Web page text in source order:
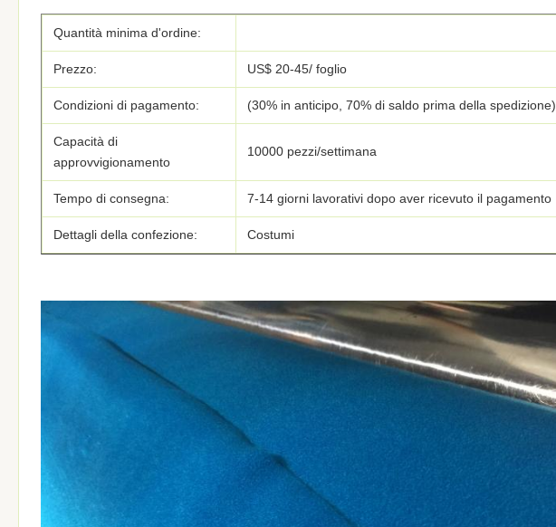
Quantità minima d'ordine:
Prezzo: US$ 20-45/ foglio
Condizioni di pagamento: (30% in anticipo, 70% di saldo prima della spedizione)
Capacità di
approvvigionamento
10000 pezzi/settimana
Tempo di consegna: 7-14 giorni lavorativi dopo aver ricevuto il pagamento
Dettagli della confezione: Costumi